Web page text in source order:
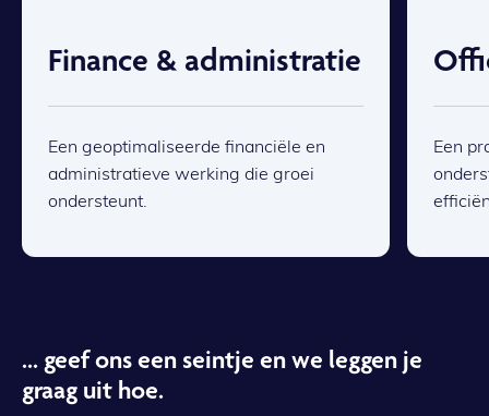
Finance & administratie
Een geoptimaliseerde financiële en
administratieve werking die groei
ondersteunt.
Een
... geef ons een seintje en we leggen je
graag uit hoe.